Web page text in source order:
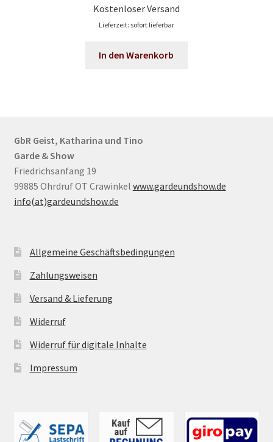
Kostenloser Versand
Lieferzeit: sofort lieferbar
In den Warenkorb
GbR Geist, Katharina und Tino
Garde & Show
Friedrichsanfang 19
99885 Ohrdruf OT Crawinkel www.gardeundshow.de
info(at)gardeundshow.de
Allgemeine Geschäftsbedingungen
Zahlungsweisen
Versand & Lieferung
Widerruf
Widerruf für digitale Inhalte
Impressum